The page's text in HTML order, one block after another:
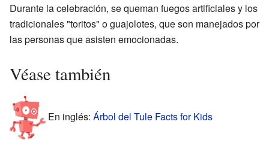
Durante la celebración, se queman fuegos artificiales y los
tradicionales "toritos" o guajolotes, que son manejados por
las personas que asisten emocionadas.
Véase también
En inglés: Árbol del Tule Facts for Kids